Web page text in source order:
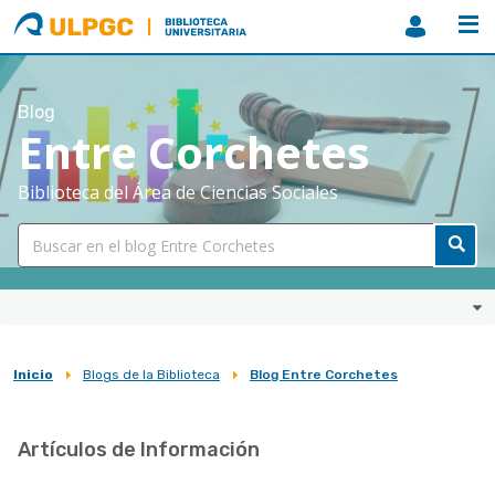
ULPGC
Biblioteca
ULPGC
Blog
Entre Corchetes
Biblioteca del Área de Ciencias Sociales
Sobrescribir
de
Inicio Blogs de la Biblioteca Blog Entre Corchetes
Artículos de Información